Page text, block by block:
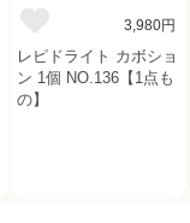
3,980円
レピドライト カボショ
ン 1個 NO.136【1点も
の】